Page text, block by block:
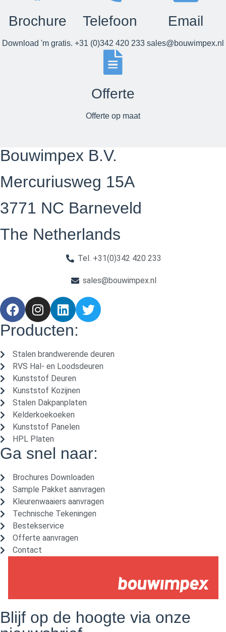
Brochure
Download 'm gratis.
Telefoon
+31 (0)342 420 233
Email
sales@bouwimpex.nl
Offerte
Offerte op maat
Bouwimpex B.V.
Mercuriusweg 15A
3771 NC Barneveld
The Netherlands
Tel. +31(0)342 420 233
sales@bouwimpex.nl
Producten:
Stalen brandwerende deuren
RVS Hal- en Loodsdeuren
Kunststof Deuren
Kunststof Kozijnen
Stalen Dakpanplaten
Kelderkoekoeken
Kunststof Panelen
HPL Platen
Ga snel naar:
Brochures Downloaden
Sample Pakket aanvragen
Kleurenwaaiers aanvragen
Technische Tekeningen
Bestekservice
Offerte aanvragen
Contact
Blijf op de hoogte via onze